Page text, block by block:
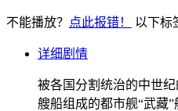
不能播放？ 点此报错！ 以下标
详细剧情
被各国分割统治的中世
艘船组成的都市舰“武